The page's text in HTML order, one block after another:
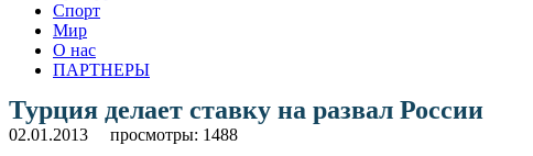
Спорт
Мир
О нас
ПАРТНЕРЫ
Турция делает ставку на развал России
02.01.2013 просмотры: 1488